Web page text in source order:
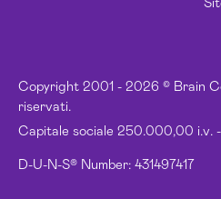
Copyright 2001 - 2026 © Brain
riservati.
Capitale sociale 250.000,00 i.v.
D-U-N-S® Number: 431497417